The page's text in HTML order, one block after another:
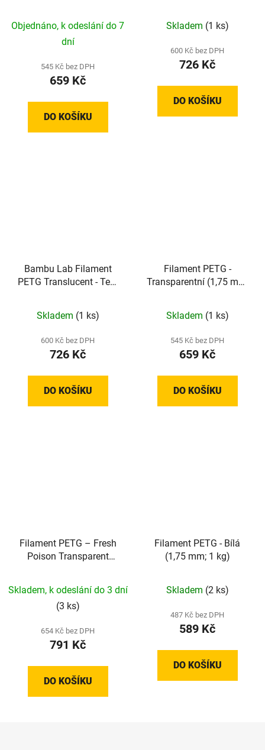
Objednáno, k odeslání do 7
dní
545 Kč bez DPH
659 Kč
DO KOŠÍKU
Skladem (1 ks)
600 Kč bez DPH
726 Kč
DO KOŠÍKU
Bambu Lab Filament
PETG Translucent - Teal
Skladem (1 ks)
600 Kč bez DPH
726 Kč
DO KOŠÍKU
Filament PETG -
Transparentní (1,75 mm;
Skladem (1 ks)
545 Kč bez DPH
659 Kč
DO KOŠÍKU
Filament PETG – Fresh
Poison Transparent
Skladem, k odeslání do 3 dní
(3 ks)
654 Kč bez DPH
791 Kč
DO KOŠÍKU
Filament PETG - Bílá
(1,75 mm; 1 kg)
Skladem (2 ks)
487 Kč bez DPH
589 Kč
DO KOŠÍKU